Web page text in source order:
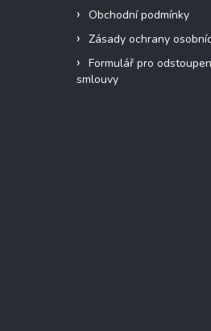
Obchodní podmínky
Zásady ochrany
Formulář pro
smlouvy